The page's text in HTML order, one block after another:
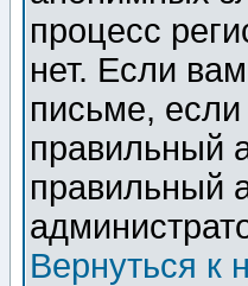
процесс
нет. Если
письме,
правильный
правильный
Вернуться к